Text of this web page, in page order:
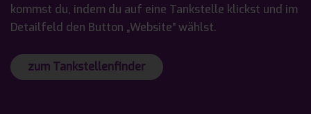
kommst du, indem du auf eine Tankstelle klickst und im
Detailfeld den Button „Website” wählst.
zum Tankstellenfinder